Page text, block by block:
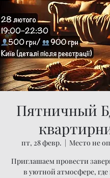
Пятничный
пт, 28 февр.
Место не
Приглашаем провести
в уютной атмосфере, где